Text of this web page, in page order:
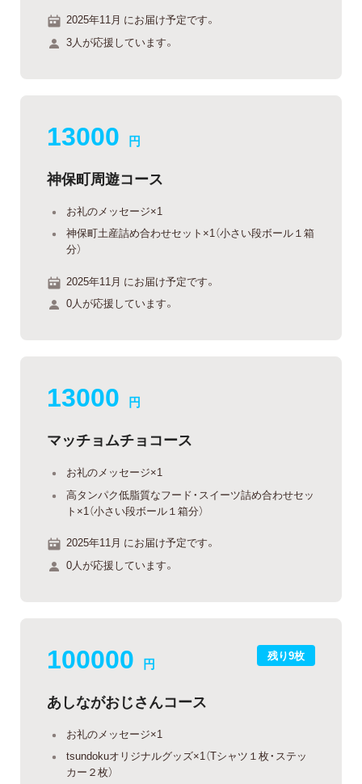
2025年11月 にお届け予定です。
3人が応援しています。
13000 円
神保町周遊コース
お礼のメッセージ×1
神保町土産詰め合わせセット×1（小さい段ボール１箱
分）
2025年11月 にお届け予定です。
0人が応援しています。
13000 円
マッチョムチョコース
お礼のメッセージ×1
高タンパク低脂質なフード・スイーツ詰め合わせセッ
ト×1（小さい段ボール１箱分）
2025年11月 にお届け予定です。
0人が応援しています。
残り9枚
100000 円
あしながおじさんコース
お礼のメッセージ×1
tsundokuオリジナルグッズ×1（Tシャツ１枚・ステッ
カー２枚）